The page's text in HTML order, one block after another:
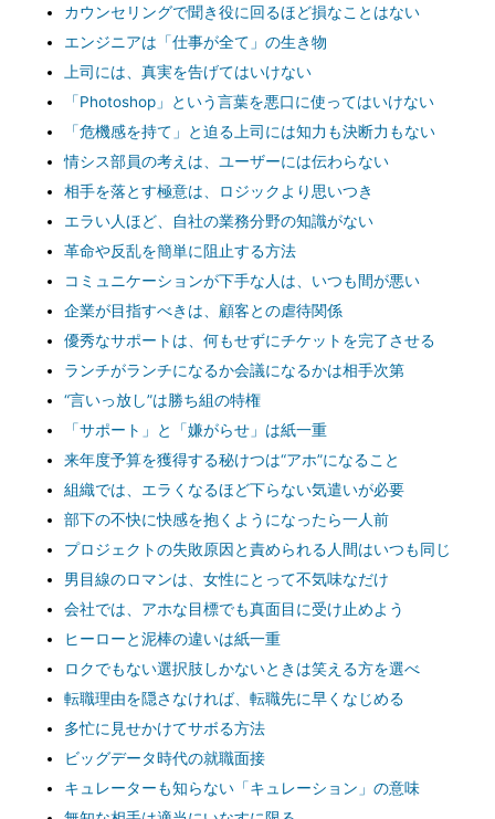
カウンセリングで聞き役に回るほど損なことはない
エンジニアは「仕事が全て」の生き物
上司には、真実を告げてはいけない
「Photoshop」という言葉を悪口に使ってはいけない
「危機感を持て」と迫る上司には知力も決断力もない
情シス部員の考えは、ユーザーには伝わらない
相手を落とす極意は、ロジックより思いつき
エラい人ほど、自社の業務分野の知識がない
革命や反乱を簡単に阻止する方法
コミュニケーションが下手な人は、いつも間が悪い
企業が目指すべきは、顧客との虐待関係
優秀なサポートは、何もせずにチケットを完了させる
ランチがランチになるか会議になるかは相手次第
“言いっ放し”は勝ち組の特権
「サポート」と「嫌がらせ」は紙一重
来年度予算を獲得する秘けつは“アホ”になること
組織では、エラくなるほど下らない気遣いが必要
部下の不快に快感を抱くようになったら一人前
プロジェクトの失敗原因と責められる人間はいつも同じ
男目線のロマンは、女性にとって不気味なだけ
会社では、アホな目標でも真面目に受け止めよう
ヒーローと泥棒の違いは紙一重
ロクでもない選択肢しかないときは笑える方を選べ
転職理由を隠さなければ、転職先に早くなじめる
多忙に見せかけてサボる方法
ビッグデータ時代の就職面接
キュレーターも知らない「キュレーション」の意味